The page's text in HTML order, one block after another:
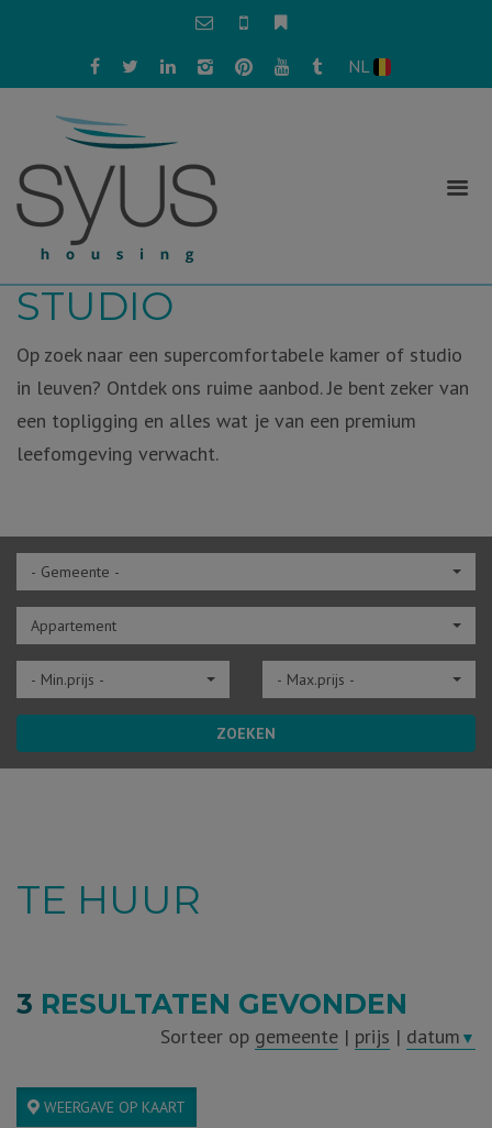
NL
VIND JE KAMER OF
STUDIO
Op zoek naar een supercomfortabele kamer of studio
in leuven? Ontdek ons ruime aanbod. Je bent zeker van
een topligging en alles wat je van een premium
leefomgeving verwacht.
- Gemeente -
Appartement
- Min.prijs - - Max.prijs -
ZOEKEN
TE HUUR
3 RESULTATEN GEVONDEN
Sorteer op gemeente | prijs | datum ▼
WEERGAVE OP KAART